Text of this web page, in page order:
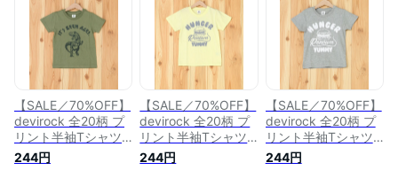
【SALE／70%OFF】
devirock 全20柄 プ
リント半袖Tシャツ
カットソー デビロッ
ク カットソー キッ
244円
【SALE／70%OFF】
devirock 全20柄 プ
リント半袖Tシャツ
カットソー デビロッ
ク カットソー キッ
244円
【SALE／70%OFF】
devirock 全20柄 プ
リント半袖Tシャツ
カットソー デビロッ
ク カットソー キッ
244円